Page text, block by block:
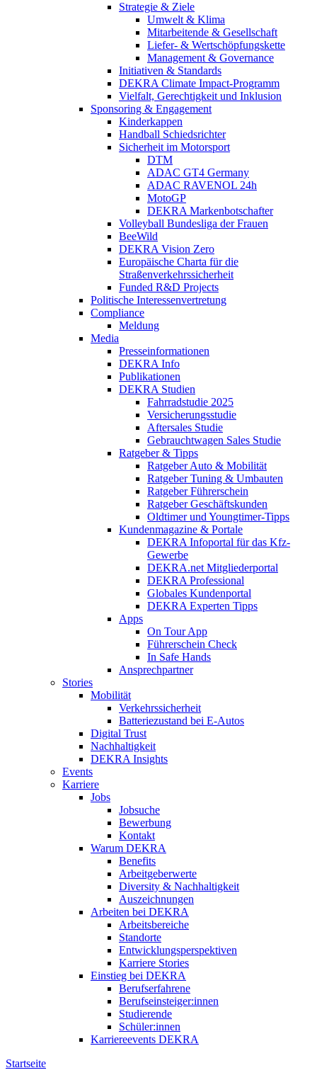
Strategie & Ziele
Umwelt & Klima
Mitarbeitende & Gesellschaft
Liefer- & Wertschöpfungskette
Management & Governance
Initiativen & Standards
DEKRA Climate Impact-Programm
Vielfalt, Gerechtigkeit und Inklusion​
Sponsoring & Engagement
Kinderkappen
Handball Schiedsrichter
Sicherheit im Motorsport
DTM
ADAC GT4 Germany
ADAC RAVENOL 24h
MotoGP
DEKRA Markenbotschafter
Volleyball Bundesliga der Frauen
BeeWild
DEKRA Vision Zero
Europäische Charta für die
Straßenverkehrssicherheit
Funded R&D Projects
Politische Interessenvertretung
Compliance
Meldung
Media
Presseinformationen
DEKRA Info
Publikationen
DEKRA Studien
Fahrradstudie 2025
Versicherungsstudie
Aftersales Studie
Gebrauchtwagen Sales Studie
Ratgeber & Tipps
Ratgeber Auto & Mobilität
Ratgeber Tuning & Umbauten
Ratgeber Führerschein
Ratgeber Geschäftskunden
Oldtimer und Youngtimer-Tipps
Kundenmagazine & Portale
DEKRA Infoportal für das Kfz-
Gewerbe
DEKRA.net Mitgliederportal
DEKRA Professional
Globales Kundenportal
DEKRA Experten Tipps
Apps
On Tour App
Führerschein Check
In Safe Hands
Ansprechpartner
Stories
Mobilität
Verkehrssicherheit
Batteriezustand bei E-Autos
Digital Trust
Nachhaltigkeit
DEKRA Insights
Events
Karriere
Jobs
Jobsuche
Bewerbung
Kontakt
Warum DEKRA
Benefits
Arbeitgeberwerte
Diversity & Nachhaltigkeit
Auszeichnungen
Arbeiten bei DEKRA
Arbeitsbereiche
Standorte
Entwicklungsperspektiven
Karriere Stories
Einstieg bei DEKRA
Berufserfahrene
Berufseinsteiger:innen
Studierende
Schüler:innen
Karriereevents DEKRA
Startseite